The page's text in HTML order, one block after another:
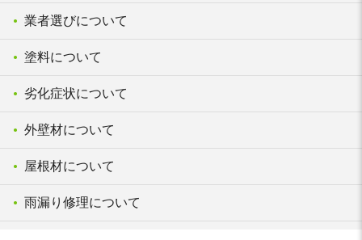
業者選びについて
塗料について
劣化症状について
外壁材について
屋根材について
雨漏り修理について